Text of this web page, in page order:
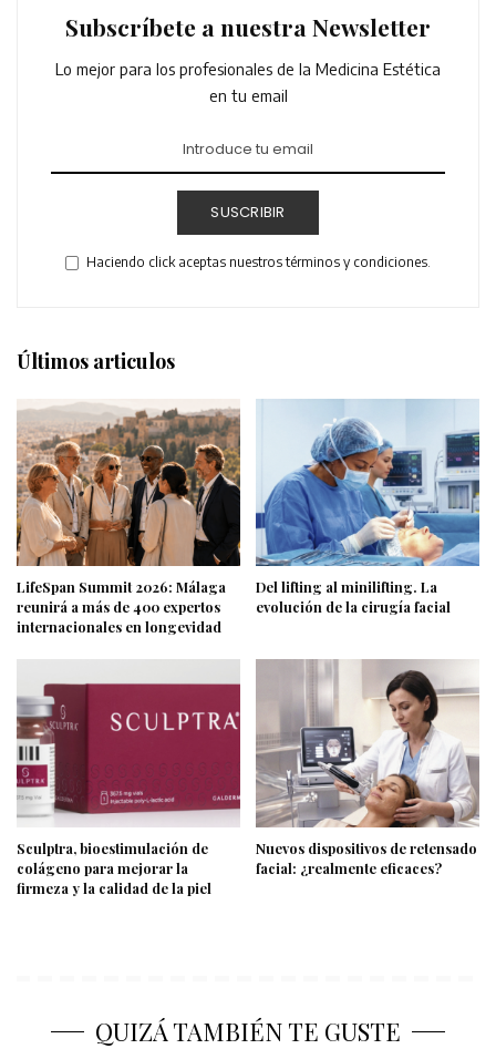
Subscríbete a nuestra Newsletter
Lo mejor para los profesionales de la Medicina Estética
en tu email
SUSCRIBIR
Haciendo click aceptas nuestros términos y condiciones.
Últimos articulos
LifeSpan Summit 2026: Málaga
reunirá a más de 400 expertos
internacionales en longevidad
Del lifting al minilifting. La
evolución de la cirugía facial
Sculptra, bioestimulación de
colágeno para mejorar la
firmeza y la calidad de la piel
Nuevos dispositivos de retensado
facial: ¿realmente eficaces?
QUIZÁ TAMBIÉN TE GUSTE